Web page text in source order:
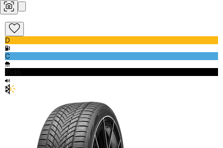
D
C
71db